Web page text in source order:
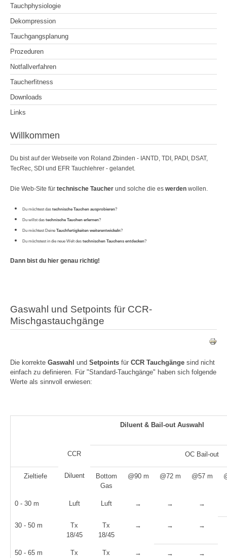
Tauchphysiologie
Dekompression
Tauchgangsplanung
Prozeduren
Notfallverfahren
Taucherfitness
Downloads
Links
Willkommen
Du bist auf der Webseite von Roland Zbinden - IANTD, TDI, PADI, DSAT,
TecRec, SDI und EFR Tauchlehrer - gelandet.
Die Web-Site für technische Taucher und solche die es werden wollen.
Du möchtest das technische Tauchen ausprobieren?
Du willst das technische Tauchen erlernen?
Du möchtest Deine Tauchfertigkeiten weiterentwickeln?
Du möchstest in die neue Welt des technischen Tauchens entdecken?
Dann bist du hier genau richtig!
Gaswahl und Setpoints für CCR-
Mischgastauchgänge
Die korrekte Gaswahl und Setpoints für CCR Tauchgänge sind nicht
einfach zu definieren. Für "Standard-Tauchgänge" haben sich folgende
Werte als sinnvoll erwiesen:
Diluent & Bail-out Auswahl
CCR OC Bail-out
Zieltiefe Diluent
Bottom
Gas
@90 m @72 m @57 m
0 - 30 m Luft Luft → → →
30 - 50 m
Tx
18/45
Tx
18/45
→ → →
50 - 65 m
Tx
Tx
→ →
→